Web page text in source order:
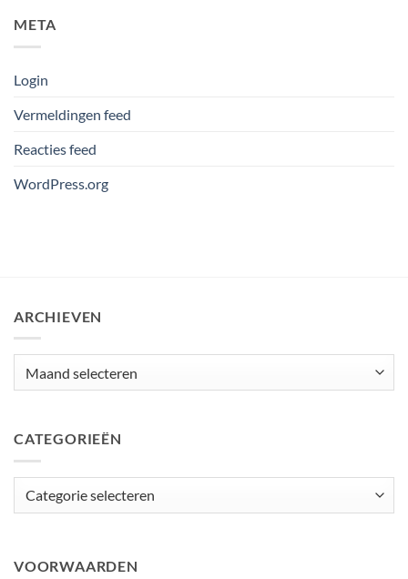
META
Login
Vermeldingen feed
Reacties feed
WordPress.org
ARCHIEVEN
CATEGORIEËN
VOORWAARDEN